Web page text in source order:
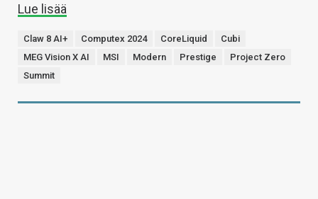
Lue lisää
Claw 8 AI+ Computex 2024 CoreLiquid
Cubi
MEG Vision X AI
MSI Modern Prestige
Project Zero
Summit